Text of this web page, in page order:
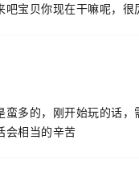
宝贝你现在干嘛呢，很
多的，刚开始玩的话
会相当的辛苦